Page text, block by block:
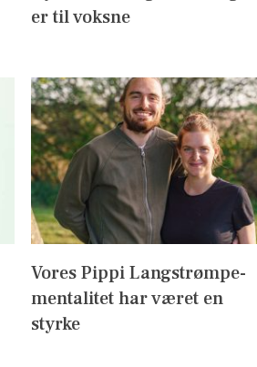
er til voksne
Vores Pippi Langstrømpe-
mentalitet har været en
styrke